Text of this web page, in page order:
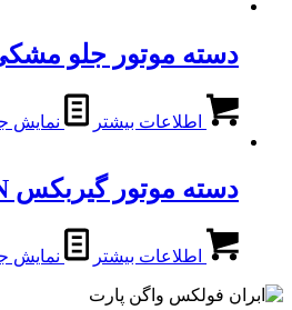
دسته موتور جلو
اطلاعات بیشتر نمایش
دسته موتور گیربکس TOPRAN
اطلاعات بیشتر نمایش